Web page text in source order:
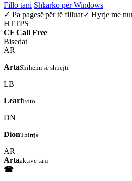
Fillo tani Shkarko për Windows
✓ Pa pagesë për të filluar✓ Hyrje me
HTTPS
CF Call Free
Bisedat
AR
ArtaShihemi së shpejti
LB
LeartFoto
DN
DionThirrje
AR
Artaaktive tani
☎